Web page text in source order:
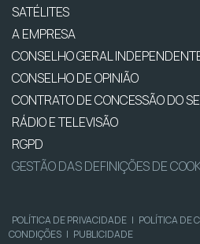
SATÉLITES
A EMPRESA
CONSELHO GERAL
CONSELHO DE OPINIÃO
CONTRATO DE CONCESSÃO DO
RÁDIO E TELEVISÃO
RGPD
GESTÃO DAS DEFINIÇÕES DE
POLÍTICA DE PRIVACIDADE | POLÍTICA DE
CONDIÇÕES | PUBLICIDADE